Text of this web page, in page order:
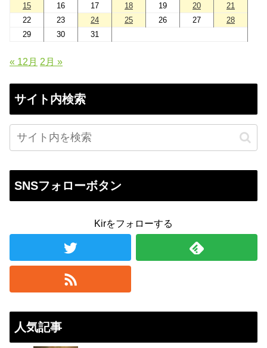
15
16 17 18 19 20
21
22
23 24 25 26 27
28
29
30 31
« 12月 2月 »
サイト内検索
SNSフォローボタン
Kirをフォローする
人気記事